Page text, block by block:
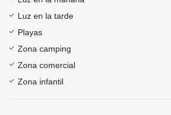
Luz en la tarde
Playas
Zona camping
Zona comercial
Zona infantil